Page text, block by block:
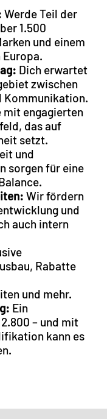
Werde Teil der
1.500
und einem
Dich erwartet
zwischen
Kommunikation.
mit engagierten
das auf
setzt.
und
sorgen für eine
Wir fördern
und
auch intern
Rabatte
und mehr.
Ein
– und mit
kann es